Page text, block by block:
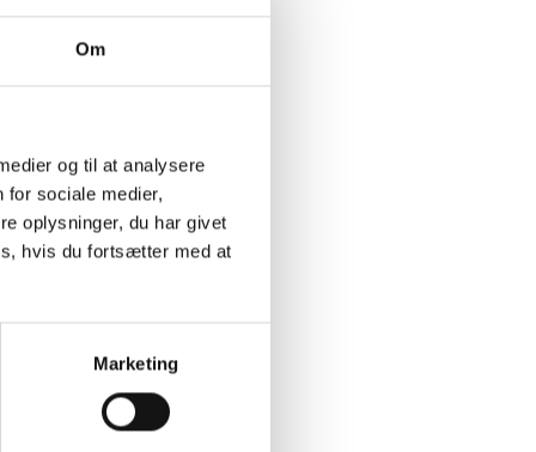
Om
og til at analysere
for sociale medier,
oplysninger, du har givet
hvis du fortsætter med at
Marketing